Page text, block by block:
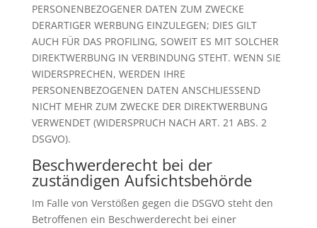
PERSONENBEZOGENER DATEN ZUM ZWECKE
DERARTIGER WERBUNG EINZULEGEN; DIES GILT
AUCH FÜR DAS PROFILING, SOWEIT ES MIT SOLCHER
DIREKTWERBUNG IN VERBINDUNG STEHT. WENN SIE
WIDERSPRECHEN, WERDEN IHRE
PERSONENBEZOGENEN DATEN ANSCHLIESSEND
NICHT MEHR ZUM ZWECKE DER DIREKTWERBUNG
VERWENDET (WIDERSPRUCH NACH ART. 21 ABS. 2
DSGVO).
Beschwerde­recht bei der
zuständigen Aufsichts­behörde
Im Falle von Verstößen gegen die DSGVO steht den
Betroffenen ein Beschwerderecht bei einer